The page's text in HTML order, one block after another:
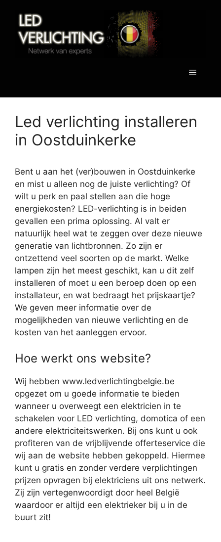
inhoud
Menu
Led verlichting installeren
in Oostduinkerke
Bent u aan het (ver)bouwen in Oostduinkerke
en mist u alleen nog de juiste verlichting? Of
wilt u perk en paal stellen aan die hoge
energiekosten? LED-verlichting is in beiden
gevallen een prima oplossing. Al valt er
natuurlijk heel wat te zeggen over deze nieuwe
generatie van lichtbronnen. Zo zijn er
ontzettend veel soorten op de markt. Welke
lampen zijn het meest geschikt, kan u dit zelf
installeren of moet u een beroep doen op een
installateur, en wat bedraagt het prijskaartje?
We geven meer informatie over de
mogelijkheden van nieuwe verlichting en de
kosten van het aanleggen ervoor.
Hoe werkt ons website?
Wij hebben www.ledverlichtingbelgie.be
opgezet om u goede informatie te bieden
wanneer u overweegt een elektricien in te
schakelen voor LED verlichting, domotica of een
andere elektriciteitswerken. Bij ons kunt u ook
profiteren van de vrijblijvende offerteservice die
wij aan de website hebben gekoppeld. Hiermee
kunt u gratis en zonder verdere verplichtingen
prijzen opvragen bij elektriciens uit ons netwerk.
Zij zijn vertegenwoordigt door heel België
waardoor er altijd een elektrieker bij u in de
buurt zit!